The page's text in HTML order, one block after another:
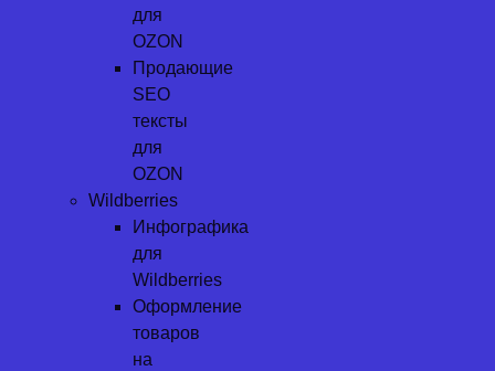
для
OZON
Продающие
SEO
тексты
для
OZON
Wildberries
Инфографика
для
Wildberries
Оформление
товаров
на